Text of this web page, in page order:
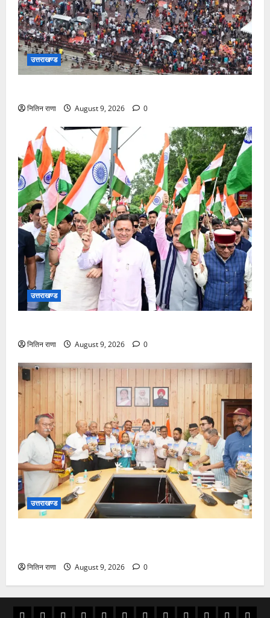
उत्तराखण्ड
नितिन राणा August 9, 2026 0
उत्तराखण्ड
नितिन राणा August 9, 2026 0
उत्तराखण्ड
नितिन राणा August 9, 2026 0
अल्मोड़ाउत्तराखण्ड
उधम काशीपुरचमोलीचम्पावतटिहरी देहरादूनपिथौरागढ़
पौड़ी बागेश्वर